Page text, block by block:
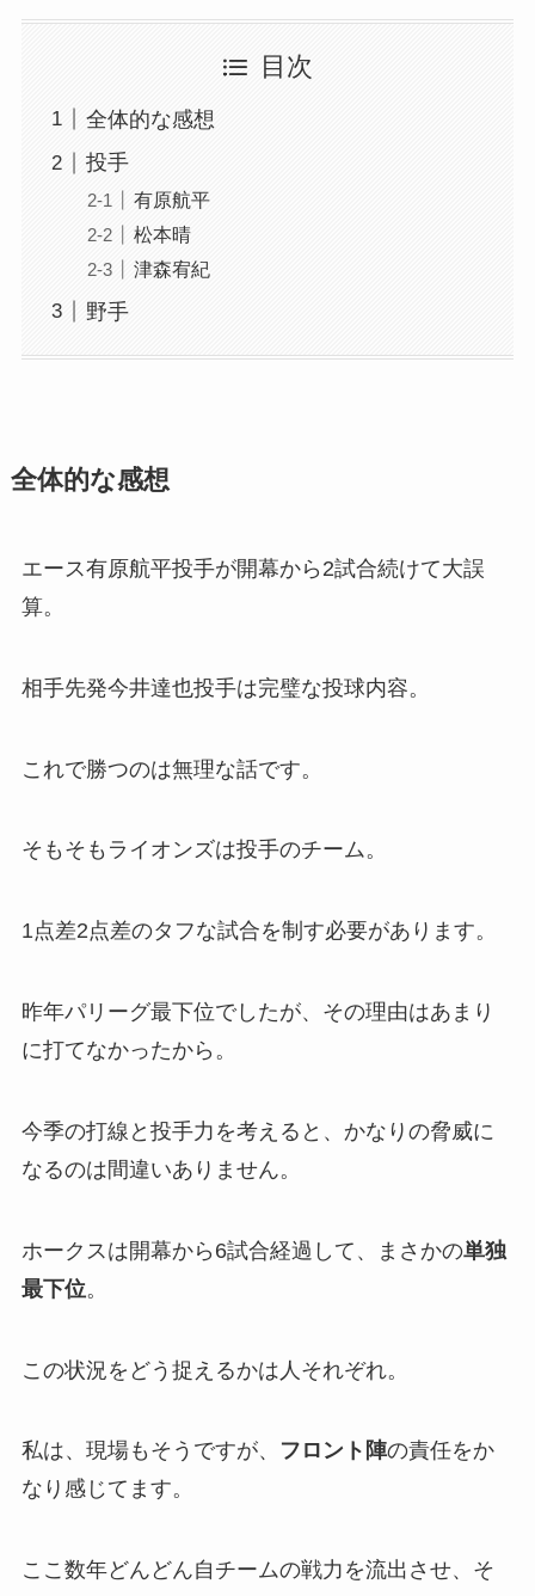
目次
全体的な感想
投手
有原航平
松本晴
津森宥紀
野手
全体的な感想
エース有原航平投手が開幕から2試合続けて大誤
算。
相手先発今井達也投手は完璧な投球内容。
これで勝つのは無理な話です。
そもそもライオンズは投手のチーム。
1点差2点差のタフな試合を制す必要があります。
昨年パリーグ最下位でしたが、その理由はあまり
に打てなかったから。
今季の打線と投手力を考えると、かなりの脅威に
なるのは間違いありません。
ホークスは開幕から6試合経過して、まさかの単独
最下位。
この状況をどう捉えるかは人それぞれ。
私は、現場もそうですが、 フロント陣の責任をか
なり感じてます。
ここ数年どんどん自チームの戦力を流出させ、そ